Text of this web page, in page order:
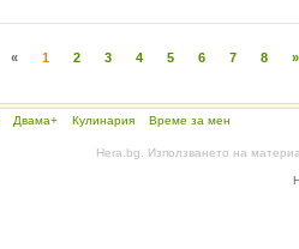
« 1 2 3 4 5 6 7 8 »
Двама+ Кулинария Време за мен
Hera.bg. Използването на